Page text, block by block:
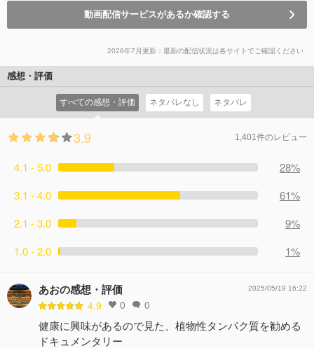
動画配信サービスがあるか確認する
2026年7月更新：最新の配信状況は各サイトでご確認ください
感想・評価
すべての感想・評価 ネタバレなし ネタバレ
3.9 1,401件のレビュー
4.1 - 5.0
28%
3.1 - 4.0
61%
2.1 - 3.0
9%
1.0 - 2.0
1%
あおの感想・評価
4.9 0 0
2025/05/19 16:22
健康に興味があるので見た、植物性タンパク質を勧める
ドキュメンタリー